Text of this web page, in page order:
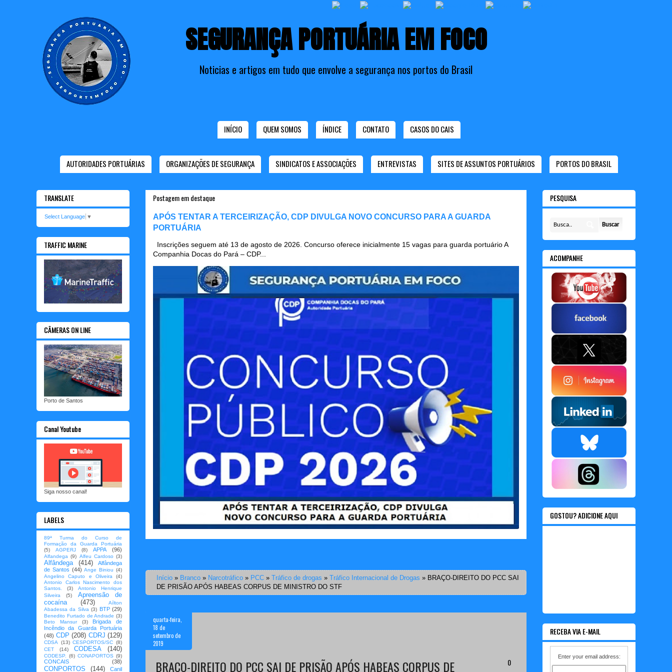
SEGURANÇA PORTUÁRIA EM FOCO
Noticias e artigos em tudo que envolve a segurança nos portos do Brasil
INÍCIO QUEM SOMOS ÍNDICE CONTATO CASOS DO CAIS
AUTORIDADES PORTUÁRIAS ORGANIZAÇÕES DE SEGURANÇA SINDICATOS E ASSOCIAÇÕES ENTREVISTAS SITES DE ASSUNTOS PORTUÁRIOS PORTOS DO BRASIL
Postagem em destaque
APÓS TENTAR A TERCEIRIZAÇÃO, CDP DIVULGA NOVO CONCURSO PARA A GUARDA
PORTUÁRIA
Inscrições seguem até 13 de agosto de 2026. Concurso oferece inicialmente 15 vagas para guarda portuário A
Companhia Docas do Pará – CDP...
Início » Branco » Narcotráfico » PCC » Tráfico de drogas » Tráfico Internacional de Drogas » BRAÇO-DIREITO DO PCC SAI
DE PRISÃO APÓS HABEAS CORPUS DE MINISTRO DO STF
quarta-feira,
18 de
setembro de
2019
0
BRAÇO-DIREITO DO PCC SAI DE PRISÃO APÓS HABEAS CORPUS DE
TRANSLATE
Select Language ▼
TRAFFIC MARINE
CÂMERAS ON LINE
Porto de Santos
Canal Youtube
Siga nosso canal!
LABELS
89ª Turma do Curso de
Formação da Guarda Portuária
(5)
AGPERJ (8) APPA (96)
Alfandega (9) Alfeu Cardoso (3)
Alfândega (414)
Alfândega
de Santos (44) Ange Biniou (4)
Angelino Caputo e Oliveira
(4)
Antonio Carlos Nascimento dos
Santos.
(3)
Antonio Henrique
Silveira
(5)
Apreensão de
cocaína
(473)
Aílton
Abadessa da Silva (3) BTP (29)
Benedito Furtado de Andrade (3)
Beto Mansur
(3)
Brigada de
Incêndio da Guarda Portuária
(48) CDP (208) CDRJ (129)
CDSA (13) CESPORTOS/SC (8)
CET
(14) CODESA (140)
CODESP. (6) CONAPORTOS (9)
CONCAIS (38)
CONPORTOS (144) Canil
PESQUISA
ACOMPANHE
GOSTOU? ADICIONE AQUI
RECEBA VIA E-MAIL
Enter your email address: